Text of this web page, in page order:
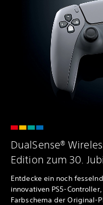
DualSense®
Edition zum 30.
Entdecke ein noch
innovativen PS5-
Farbschema der Original-